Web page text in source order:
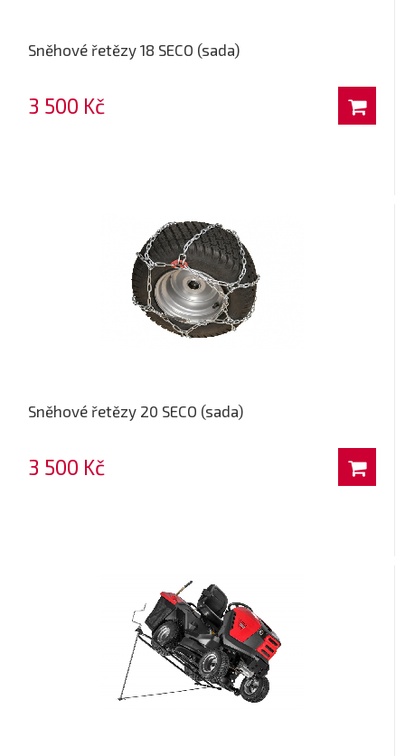
Sněhové řetězy 18 SECO (sada)
3 500 Kč
Sněhové řetězy 20 SECO (sada)
3 500 Kč